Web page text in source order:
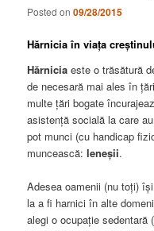
Posted on09/28/2015
Hărnicia în viața
Hărnicia este o trăsătură
de necesară mai ales în
multe țări bogate
asistență socială la care
pot munci (cu handicap
muncească:leneșii.
Adesea oamenii (nu toți)
la a fi harnici în alte
alegi o ocupație sedentară